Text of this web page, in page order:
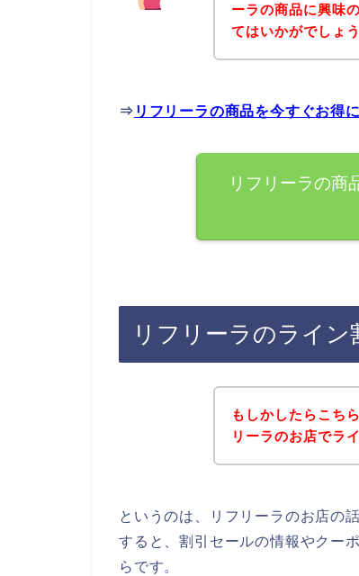
ーラの商品に興味
てはいかがでしょ
⇒ リフリーラの商品を今すぐお得
リフリーラの商
リフリーラのライン
もしかしたらこち
リーラのお店でラ
というのは、リフリーラのお店の
すると、割引セールの情報やクー
らです。